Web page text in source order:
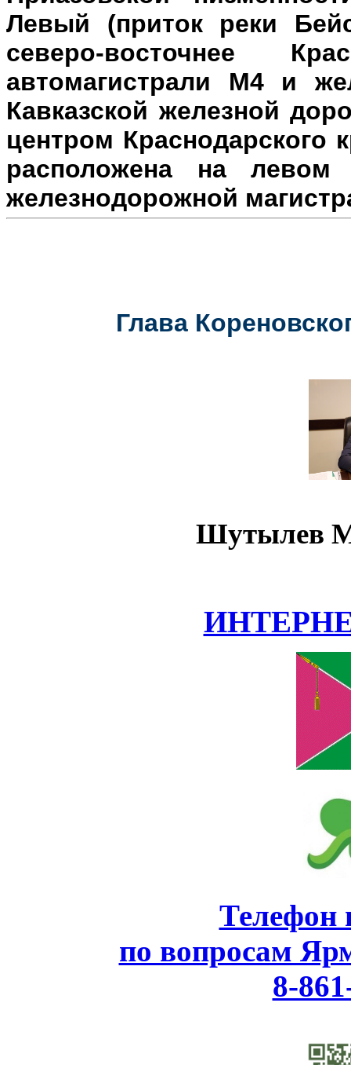
Левый (приток реки
северо-восточнее
автомагистрали М4 и
Кавказской железной
центром Краснодарского
расположена на левом
железнодорожной
Глава
Шутылев
Телефон
по вопросам
8-